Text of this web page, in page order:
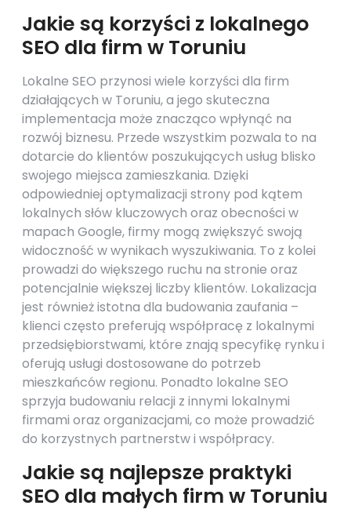
Jakie są korzyści z lokalnego
SEO dla firm w Toruniu
Lokalne SEO przynosi wiele korzyści dla firm
działających w Toruniu, a jego skuteczna
implementacja może znacząco wpłynąć na
rozwój biznesu. Przede wszystkim pozwala to na
dotarcie do klientów poszukujących usług blisko
swojego miejsca zamieszkania. Dzięki
odpowiedniej optymalizacji strony pod kątem
lokalnych słów kluczowych oraz obecności w
mapach Google, firmy mogą zwiększyć swoją
widoczność w wynikach wyszukiwania. To z kolei
prowadzi do większego ruchu na stronie oraz
potencjalnie większej liczby klientów. Lokalizacja
jest również istotna dla budowania zaufania –
klienci często preferują współpracę z lokalnymi
przedsiębiorstwami, które znają specyfikę rynku i
oferują usługi dostosowane do potrzeb
mieszkańców regionu. Ponadto lokalne SEO
sprzyja budowaniu relacji z innymi lokalnymi
firmami oraz organizacjami, co może prowadzić
do korzystnych partnerstw i współpracy.
Jakie są najlepsze praktyki
SEO dla małych firm w Toruniu